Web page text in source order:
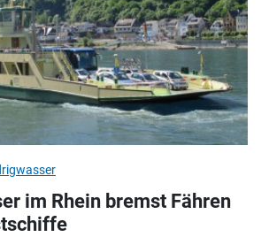
im Rhein bremst Fähren